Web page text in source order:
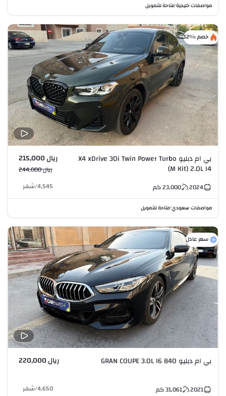
مواصفات خليجية•متاحة للتمويل
خصم %12
بي ام دبليو X4 xDrive 30i Twin Power Turbo
(M Kit) 2.0L I4
ريال 215,000
ريال 244,000
2024
23,000كم 4,545
/شهر
مواصفات سعودي•متاحة للتمويل
سعر عادل
بي ام دبليو 840 GRAN COUPE 3.0L I6 ريال 220,000
2021
31,061كم 4,650
/شهر